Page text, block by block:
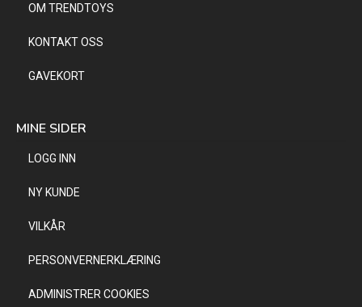
OM TRENDTOYS
KONTAKT OSS
GAVEKORT
MINE SIDER
LOGG INN
NY KUNDE
VILKÅR
PERSONVERNERKLÆRING
ADMINISTRER COOKIES